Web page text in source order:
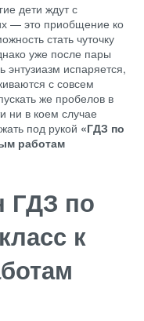
дети ждут с
— это приобщение ко
стать чуточку
уже после пары
энтузиазм испаряется,
с совсем
же пробелов в
ни в коем случае
под рукой «ГДЗ по
работам
ГДЗ по
к